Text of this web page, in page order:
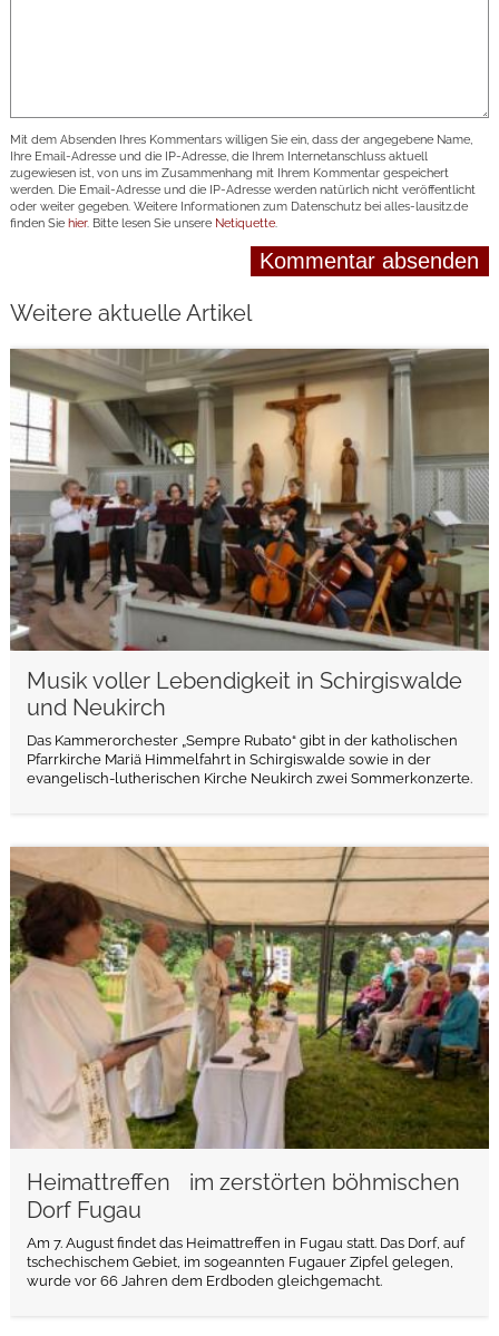
Mit dem Absenden Ihres Kommentars willigen Sie ein, dass der angegebene Name,
Ihre Email-Adresse und die IP-Adresse, die Ihrem Internetanschluss aktuell
zugewiesen ist, von uns im Zusammenhang mit Ihrem Kommentar gespeichert
werden. Die Email-Adresse und die IP-Adresse werden natürlich nicht veröffentlicht
oder weiter gegeben. Weitere Informationen zum Datenschutz bei alles-lausitz.de
finden Sie hier. Bitte lesen Sie unsere Netiquette.
Weitere aktuelle Artikel
Musik voller Lebendigkeit in Schirgiswalde
und Neukirch
Das Kammerorchester „Sempre Rubato“ gibt in der katholischen
Pfarrkirche Mariä Himmelfahrt in Schirgiswalde sowie in der
evangelisch-lutherischen Kirche Neukirch zwei Sommerkonzerte.
weiterlesen
Heimattreffen im zerstörten böhmischen
Dorf Fugau
Am 7. August findet das Heimattreffen in Fugau statt. Das Dorf, auf
tschechischem Gebiet, im sogeannten Fugauer Zipfel gelegen,
wurde vor 66 Jahren dem Erdboden gleichgemacht.
weiterlesen